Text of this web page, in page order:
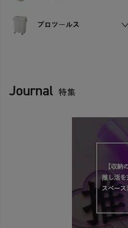
プロツールス
Journal 特集